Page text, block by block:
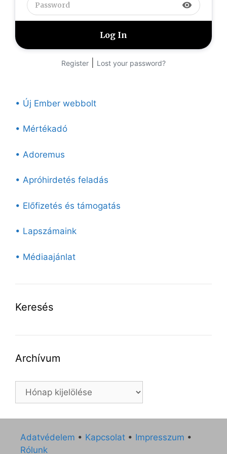
visibility
Register Lost your password?
• Új Ember webbolt
• Mértékadó
• Adoremus
• Apróhirdetés feladás
• Előfizetés és támogatás
• Lapszámaink
• Médiaajánlat
Keresés
Archívum
Archívum
Adatvédelem • Kapcsolat • Impresszum •
Rólunk